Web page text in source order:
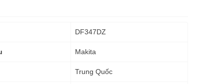
DF347DZ
Makita
Trung Quốc